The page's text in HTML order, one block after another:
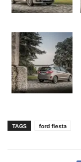
TAGS ford fiesta